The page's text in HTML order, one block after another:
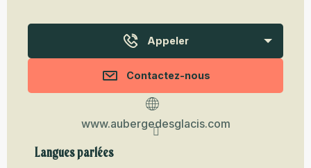
Appeler
Contactez-nous
www.aubergedesglacis.com
Langues parlées
Langues parlées